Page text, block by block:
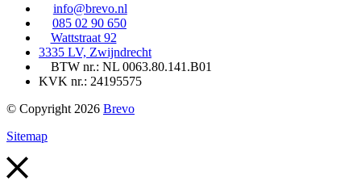
info@brevo.nl
085 02 90 650
Wattstraat 92
3335 LV, Zwijndrecht
BTW nr.: NL 0063.80.141.B01
KVK nr.: 24195575
© Copyright 2026 Brevo
Sitemap